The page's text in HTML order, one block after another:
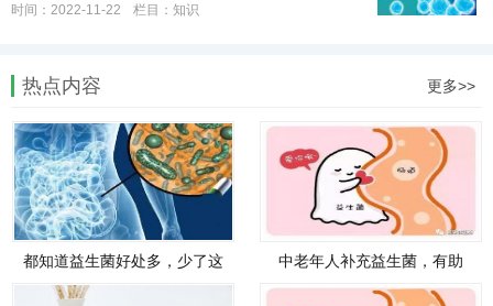
时间：2022-11-22 栏目： 知识
热点内容 更多>>
都知道益生菌好处多，少了这
中老年人补充益生菌，有助